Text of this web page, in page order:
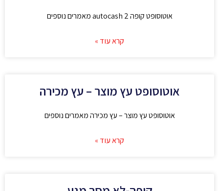
אוטוסופט קופה autocash 2 מאמרים נוספים
קרא עוד »
אוטוסופט עץ מוצר – עץ מכירה
אוטוסופט עץ מוצר – עץ מכירה מאמרים נוספים
קרא עוד »